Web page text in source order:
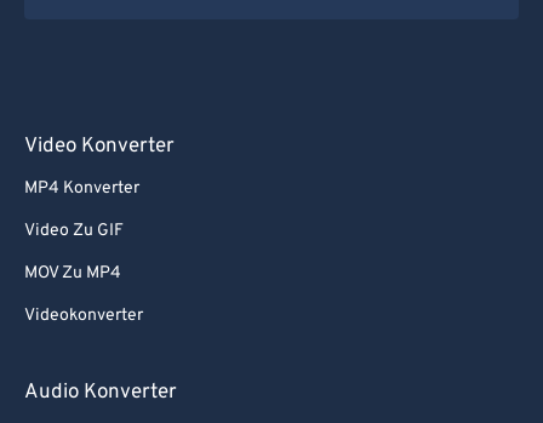
Video Konverter
MP4 Konverter
Video Zu GIF
MOV Zu MP4
Videokonverter
Audio Konverter